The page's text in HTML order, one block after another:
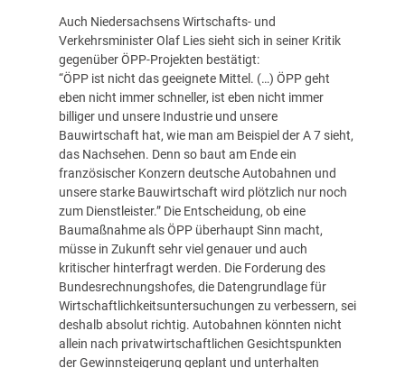
Auch Niedersachsens Wirtschafts- und
Verkehrsminister Olaf Lies sieht sich in seiner Kritik
gegenüber ÖPP-Projekten bestätigt:
“ÖPP ist nicht das geeignete Mittel. (…) ÖPP geht
eben nicht immer schneller, ist eben nicht immer
billiger und unsere Industrie und unsere
Bauwirtschaft hat, wie man am Beispiel der A 7 sieht,
das Nachsehen. Denn so baut am Ende ein
französischer Konzern deutsche Autobahnen und
unsere starke Bauwirtschaft wird plötzlich nur noch
zum Dienstleister.” Die Entscheidung, ob eine
Baumaßnahme als ÖPP überhaupt Sinn macht,
müsse in Zukunft sehr viel genauer und auch
kritischer hinterfragt werden. Die Forderung des
Bundesrechnungshofes, die Datengrundlage für
Wirtschaftlichkeitsuntersuchungen zu verbessern, sei
deshalb absolut richtig. Autobahnen könnten nicht
allein nach privatwirtschaftlichen Gesichtspunkten
der Gewinnsteigerung geplant und unterhalten